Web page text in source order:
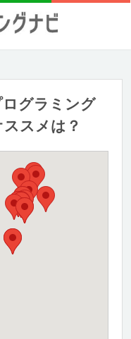
グラミング
スメは？